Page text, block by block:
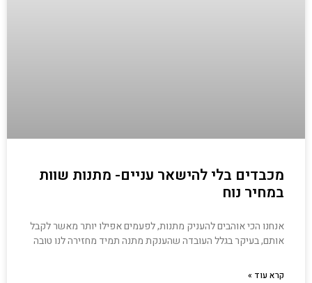
מכבדים בלי להישאר עניים- מתנות שוות
במחיר נוח
אנחנו הכי אוהבים להעניק מתנות, לפעמים אפילו יותר מאשר לקבל
אותם, בעיקר בגלל העובדה שהענקת מתנה תמיד מחזירה לנו טובה
קרא עוד »